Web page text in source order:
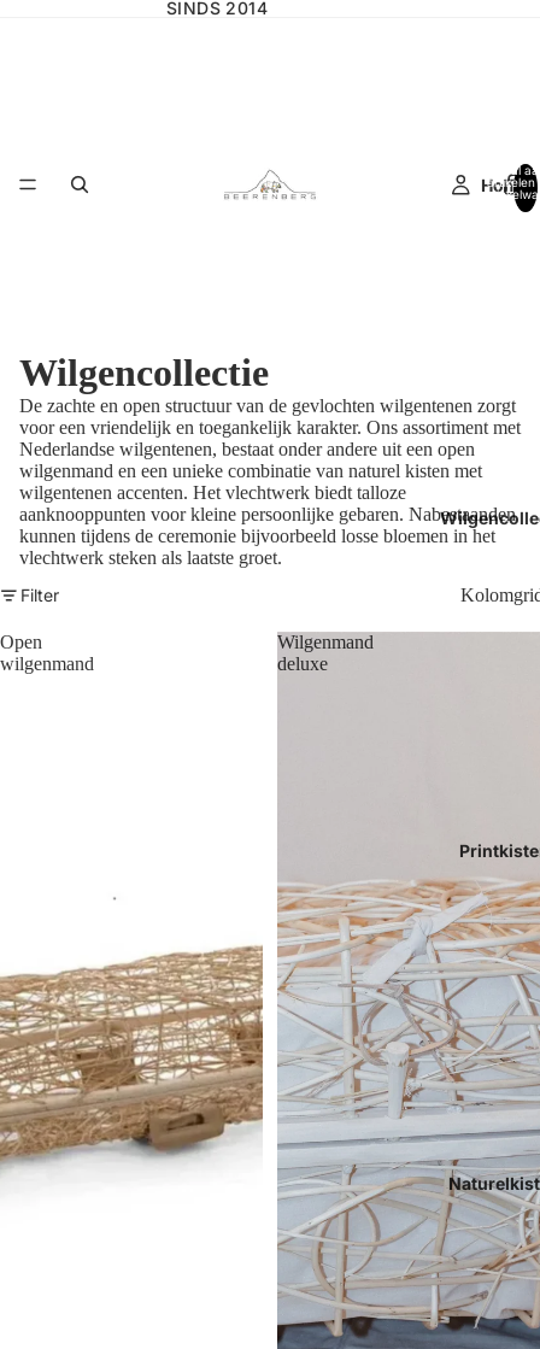
SINDS 2014
Home
Totaal
artikelen
Wilgencollectie
De zachte en open structuur van de gevlochten wilgentenen zorgt
voor een vriendelijk en toegankelijk karakter. Ons assortiment met
Nederlandse wilgentenen, bestaat onder andere uit een open
wilgenmand en een unieke combinatie van naturel kisten met
wilgentenen accenten. Het vlechtwerk biedt talloze
aanknooppunten voor kleine persoonlijke gebaren. Nabestaanden
kunnen tijdens de ceremonie bijvoorbeeld losse bloemen in het
vlechtwerk steken als laatste groet.
Filter
Open
wilgenmand
Wilgenmand
deluxe